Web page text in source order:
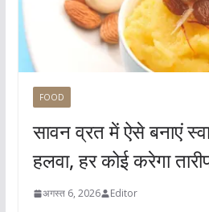
FOOD
सावन व्रत में ऐसे बनाएं
हलवा, हर कोई करेगा
अगस्त 6, 2026 Editor